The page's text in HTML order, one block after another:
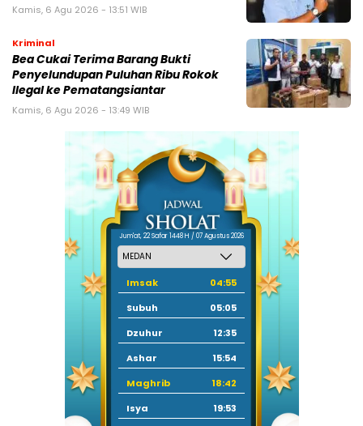
Kamis, 6 Agu 2026 - 13:51 WIB
Kriminal
Bea Cukai Terima Barang Bukti
Penyelundupan Puluhan Ribu Rokok
Ilegal ke Pematangsiantar
Kamis, 6 Agu 2026 - 13:49 WIB
Jum'at, 22 Safar 1448 H / 07 Agustus 2026
Imsak
04:55
Subuh
05:05
Dzuhur
12:35
Ashar
15:54
Maghrib
18:42
Isya
19:53